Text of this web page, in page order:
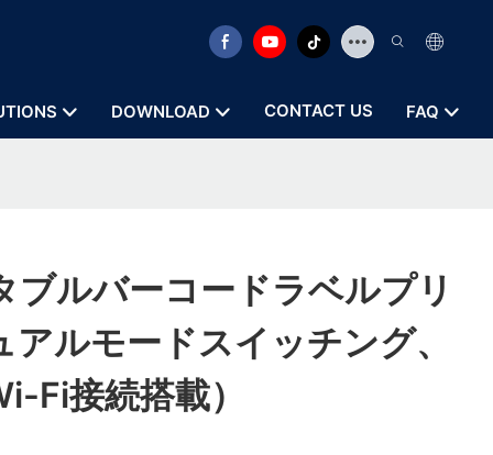
DOWNLOAD CONTACT US FAQ
ブルバーコードラベルプリ
アルモードスイッチング、
Fi接続搭載）